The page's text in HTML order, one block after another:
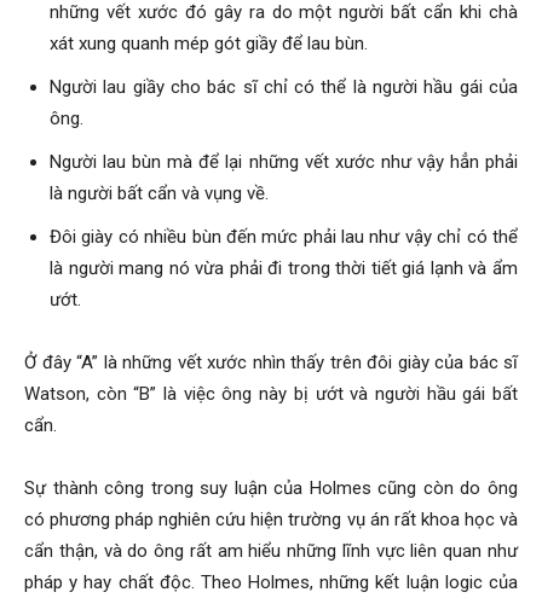
những vết xước đó gây ra do một người bất cẩn khi chà
xát xung quanh mép gót giầy để lau bùn.
Người lau giầy cho bác sĩ chỉ có thể là người hầu gái của
ông.
Người lau bùn mà để lại những vết xước như vậy hẳn phải
là người bất cẩn và vụng về.
Đôi giày có nhiều bùn đến mức phải lau như vậy chỉ có thể
là người mang nó vừa phải đi trong thời tiết giá lạnh và ẩm
ướt.
Ở đây “A” là những vết xước nhìn thấy trên đôi giày của bác sĩ
Watson, còn “B” là việc ông này bị ướt và người hầu gái bất
cẩn.
Sự thành công trong suy luận của Holmes cũng còn do ông
có phương pháp nghiên cứu hiện trường vụ án rất khoa học và
cẩn thận, và do ông rất am hiểu những lĩnh vực liên quan như
pháp y hay chất độc. Theo Holmes, những kết luận logic của